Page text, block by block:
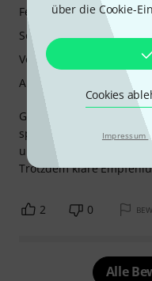
über die Cookie-
Cookies
Impressum
Ganz toller Klang,
spielen - auch wenn
und die größeren Löcher
Trotzdem klare
Features
Sound
Verarbeitung
Ansprache
2 0
Alle